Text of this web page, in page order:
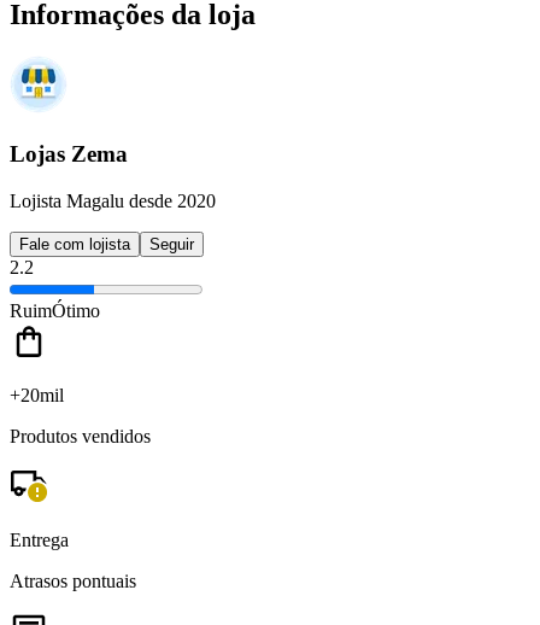
Informações da loja
Lojas Zema
Lojista Magalu desde 2020
Fale com lojista Seguir
2.2
RuimÓtimo
+20mil
Produtos vendidos
Entrega
Atrasos pontuais